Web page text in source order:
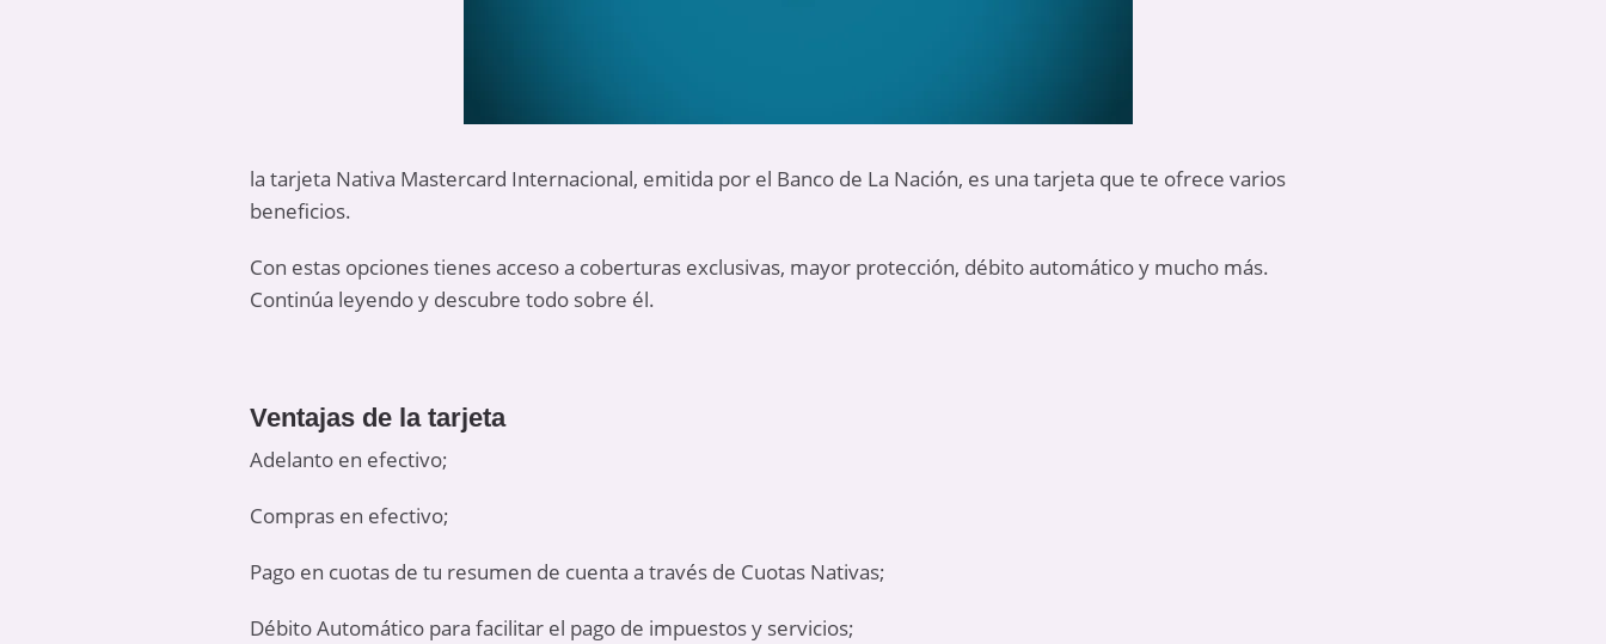
la tarjeta Nativa Mastercard Internacional, emitida por el Banco de La Nación, es una tarjeta que te ofrece varios
beneficios.
Con estas opciones tienes acceso a coberturas exclusivas, mayor protección, débito automático y mucho más.
Continúa leyendo y descubre todo sobre él.
Ventajas de la tarjeta
Adelanto en efectivo;
Compras en efectivo;
Pago en cuotas de tu resumen de cuenta a través de Cuotas Nativas;
Débito Automático para facilitar el pago de impuestos y servicios;